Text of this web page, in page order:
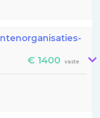
€ 1400 vaste